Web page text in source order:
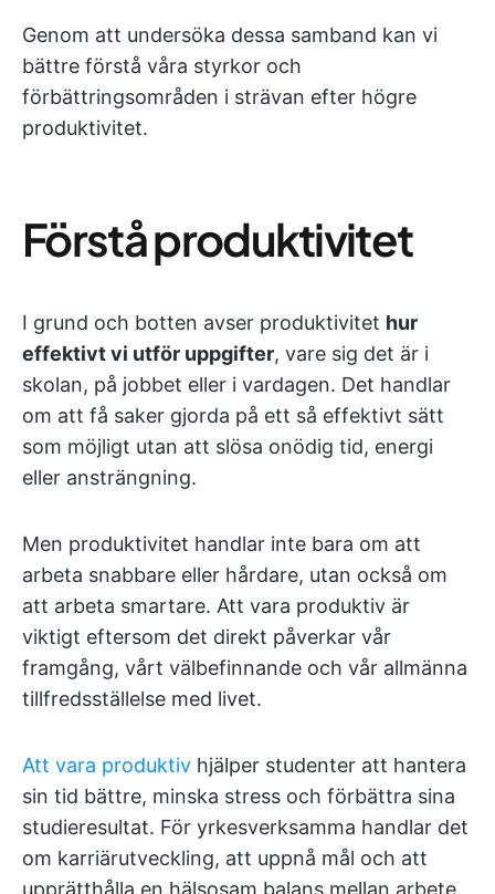
Genom att undersöka dessa samband kan vi
bättre förstå våra styrkor och
förbättringsområden i strävan efter högre
produktivitet.
Förstå produktivitet
I grund och botten avser produktivitet hur
effektivt vi utför uppgifter, vare sig det är i
skolan, på jobbet eller i vardagen. Det handlar
om att få saker gjorda på ett så effektivt sätt
som möjligt utan att slösa onödig tid, energi
eller ansträngning.
Men produktivitet handlar inte bara om att
arbeta snabbare eller hårdare, utan också om
att arbeta smartare. Att vara produktiv är
viktigt eftersom det direkt påverkar vår
framgång, vårt välbefinnande och vår allmänna
tillfredsställelse med livet.
Att vara produktiv hjälper studenter att hantera
sin tid bättre, minska stress och förbättra sina
studieresultat. För yrkesverksamma handlar det
om karriärutveckling, att uppnå mål och att
upprätthålla en hälsosam balans mellan arbete